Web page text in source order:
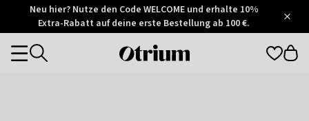
Otrium
Trustpilot
Neu hier? Nutze den Code WELCOME und erhalte 10%
Extra-Rabatt auf deine erste Bestellung ab 100 €.
Otrium
Categories